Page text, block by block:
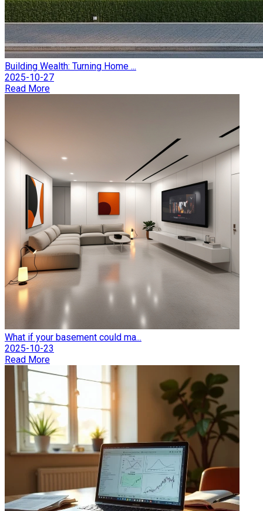
Building Wealth: Turning Home ...
2025-10-27
Read More
What if your basement could ma...
2025-10-23
Read More